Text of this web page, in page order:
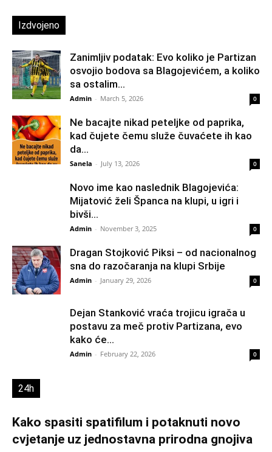
Izdvojeno
Zanimljiv podatak: Evo koliko je Partizan
osvojio bodova sa Blagojevićem, a koliko
sa ostalim...
Admin - March 5, 2026 0
Ne bacajte nikad peteljke od paprika,
kad čujete čemu služe čuvaćete ih kao
da...
Sanela - July 13, 2026 0
Novo ime kao naslednik Blagojevića:
Mijatović želi Španca na klupi, u igri i
bivši...
Admin - November 3, 2025 0
Dragan Stojković Piksi – od nacionalnog
sna do razočaranja na klupi Srbije
Admin - January 29, 2026 0
Dejan Stanković vraća trojicu igrača u
postavu za meč protiv Partizana, evo
kako će...
Admin - February 22, 2026 0
24h
Kako spasiti spatifilum i potaknuti novo
cvjetanje uz jednostavna prirodna gnojiva